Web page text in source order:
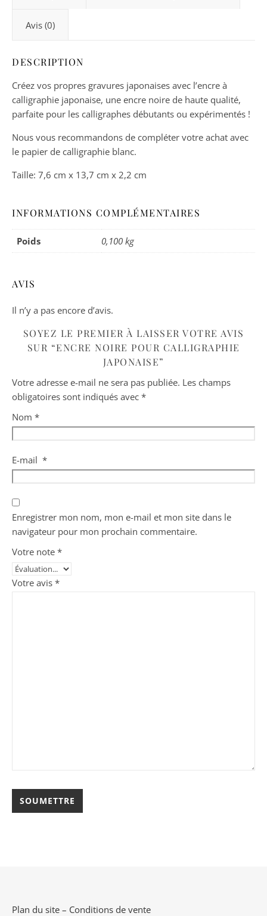
Avis (0)
DESCRIPTION
Créez vos propres gravures japonaises avec l’encre à
calligraphie japonaise, une encre noire de haute qualité,
parfaite pour les calligraphes débutants ou expérimentés !
Nous vous recommandons de compléter votre achat avec
le papier de calligraphie blanc.
Taille: 7,6 cm x 13,7 cm x 2,2 cm
INFORMATIONS COMPLÉMENTAIRES
Poids 0,100 kg
AVIS
Il n’y a pas encore d’avis.
SOYEZ LE PREMIER À LAISSER VOTRE AVIS
SUR “ENCRE NOIRE POUR CALLIGRAPHIE
JAPONAISE”
Votre adresse e-mail ne sera pas publiée. Les champs
obligatoires sont indiqués avec *
Nom *
E-mail *
Enregistrer mon nom, mon e-mail et mon site dans le
navigateur pour mon prochain commentaire.
Votre note *
Votre avis *
Plan du site – Conditions de vente